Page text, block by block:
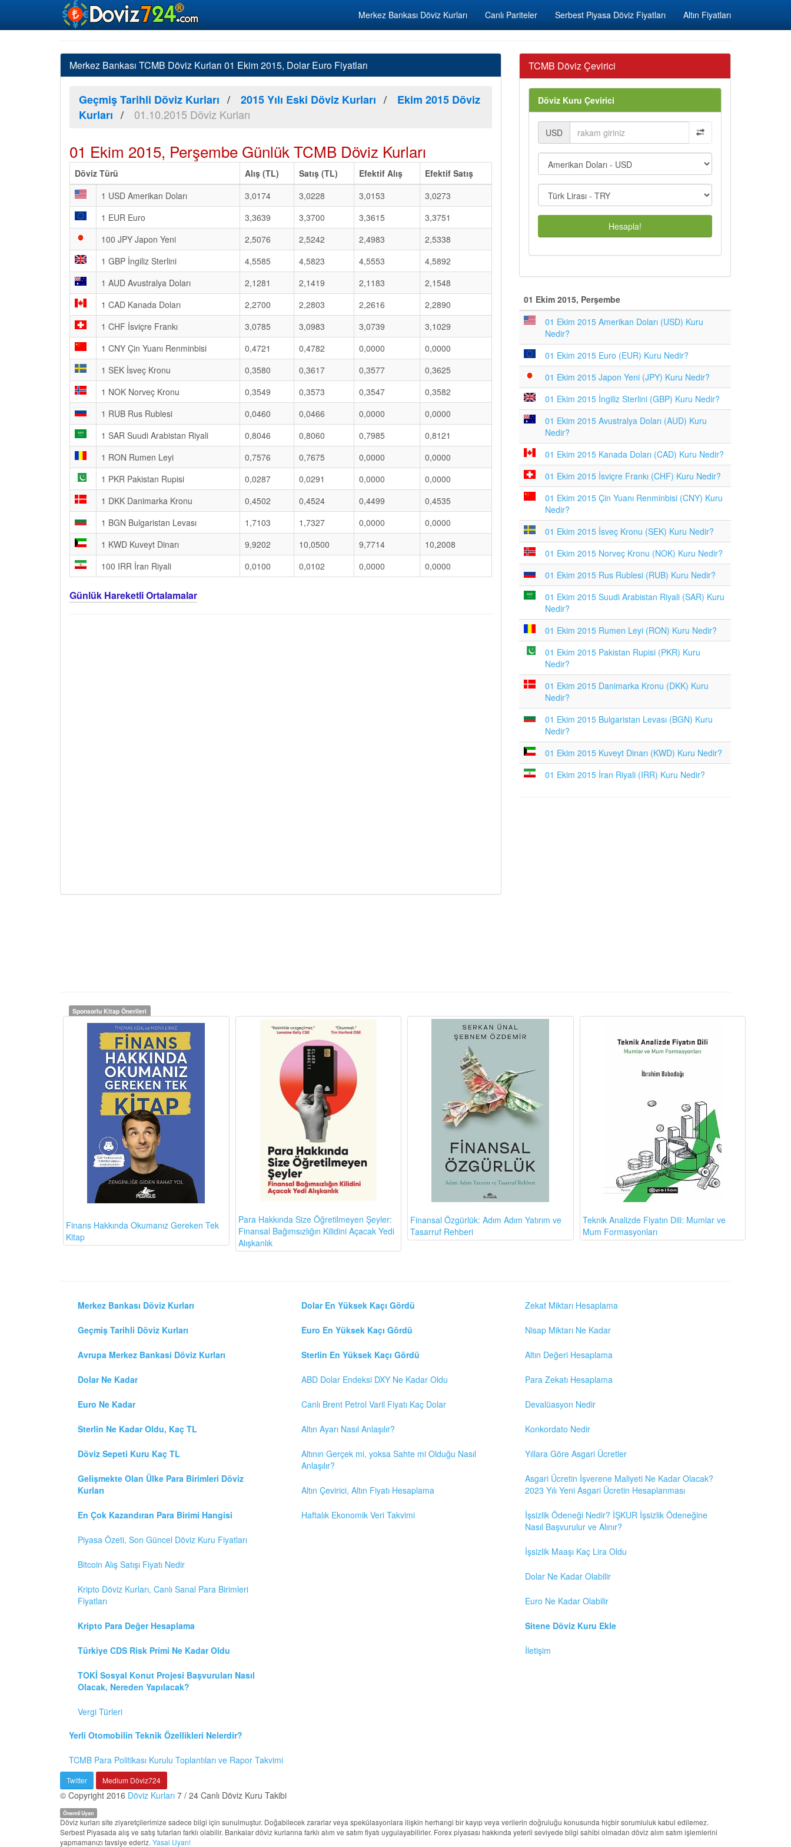
Merkez Bankası Döviz Kurları Canlı Pariteler Serbest Piyasa Döviz Fiyatları Altın Fiyatları
Merkez Bankası TCMB Döviz Kurları 01 Ekim 2015, Dolar Euro Fiyatları
Geçmiş Tarihli Döviz Kurları 2015 Yılı Eski Döviz Kurları
Ekim 2015 Döviz
Kurları
01.10.2015 Döviz Kurları
01 Ekim 2015, Perşembe Günlük TCMB Döviz Kurları
Döviz Türü Alış (TL) Satış (TL) Efektif Alış
Efektif Satış
1 USD Amerikan Doları
3,0174 3,0228 3,0153
3,0273
1 EUR Euro
3,3639 3,3700 3,3615
3,3751
100 JPY Japon Yeni
2,5076 2,5242 2,4983
2,5338
1 GBP İngiliz Sterlini
4,5585 4,5823 4,5553
4,5892
1 AUD Avustralya Doları
2,1281 2,1419 2,1183
2,1548
1 CAD Kanada Doları
2,2700 2,2803 2,2616
2,2890
1 CHF İsviçre Frankı
3,0785 3,0983 3,0739
3,1029
1 CNY Çin Yuanı Renminbisi
0,4721 0,4782 0,0000
0,0000
1 SEK İsveç Kronu
0,3580 0,3617 0,3577
0,3625
1 NOK Norveç Kronu
0,3549 0,3573 0,3547
0,3582
1 RUB Rus Rublesi
0,0460 0,0466 0,0000
0,0000
1 SAR Suudi Arabistan Riyali
0,8046 0,8060 0,7985
0,8121
1 RON Rumen Leyi
0,7576 0,7675 0,0000
0,0000
1 PKR Pakistan Rupisi
0,0287 0,0291 0,0000
0,0000
1 DKK Danimarka Kronu
0,4502 0,4524 0,4499
0,4535
1 BGN Bulgaristan Levası
1,7103 1,7327 0,0000
0,0000
1 KWD Kuveyt Dinarı
9,9202 10,0500 9,7714
10,2008
100 IRR İran Riyali
0,0100 0,0102 0,0000 0,0000
Günlük Hareketli Ortalamalar
TCMB Döviz Çevirici
Döviz Kuru Çevirici
USD
Hesapla!
01 Ekim 2015, Perşembe
01 Ekim 2015 Amerikan Doları (USD) Kuru
Nedir?
01 Ekim 2015 Euro (EUR) Kuru Nedir?
01 Ekim 2015 Japon Yeni (JPY) Kuru Nedir?
01 Ekim 2015 İngiliz Sterlini (GBP) Kuru Nedir?
01 Ekim 2015 Avustralya Doları (AUD) Kuru
Nedir?
01 Ekim 2015 Kanada Doları (CAD) Kuru Nedir?
01 Ekim 2015 İsviçre Frankı (CHF) Kuru Nedir?
01 Ekim 2015 Çin Yuanı Renminbisi (CNY) Kuru
Nedir?
01 Ekim 2015 İsveç Kronu (SEK) Kuru Nedir?
01 Ekim 2015 Norveç Kronu (NOK) Kuru Nedir?
01 Ekim 2015 Rus Rublesi (RUB) Kuru Nedir?
01 Ekim 2015 Suudi Arabistan Riyali (SAR) Kuru
Nedir?
01 Ekim 2015 Rumen Leyi (RON) Kuru Nedir?
01 Ekim 2015 Pakistan Rupisi (PKR) Kuru
Nedir?
01 Ekim 2015 Danimarka Kronu (DKK) Kuru
Nedir?
01 Ekim 2015 Bulgaristan Levası (BGN) Kuru
Nedir?
01 Ekim 2015 Kuveyt Dinarı (KWD) Kuru Nedir?
01 Ekim 2015 İran Riyali (IRR) Kuru Nedir?
Sponsorlu Kitap Önerileri
Finans Hakkında Okumanız Gereken Tek
Kitap
Para Hakkında Size Öğretilmeyen Şeyler:
Finansal Bağımsızlığın Kilidini Açacak Yedi
Alışkanlık
Finansal Özgürlük: Adım Adım Yatırım ve
Tasarruf Rehberi
Teknik Analizde Fiyatın Dili: Mumlar ve
Mum Formasyonları
Merkez Bankası Döviz Kurları
Geçmiş Tarihli Döviz Kurları
Avrupa Merkez Bankasi Döviz Kurları
Dolar Ne Kadar
Euro Ne Kadar
Sterlin Ne Kadar Oldu, Kaç TL
Döviz Sepeti Kuru Kaç TL
Gelişmekte Olan Ülke Para Birimleri Döviz
Kurları
En Çok Kazandıran Para Birimi Hangisi
Piyasa Özeti, Son Güncel Döviz Kuru Fiyatları
Bitcoin Alış Satışı Fiyatı Nedir
Kripto Döviz Kurları, Canlı Sanal Para Birimleri
Fiyatları
Kripto Para Değer Hesaplama
Türkiye CDS Risk Primi Ne Kadar Oldu
TOKİ Sosyal Konut Projesi Başvuruları Nasıl
Olacak, Nereden Yapılacak?
Vergi Türleri
Dolar En Yüksek Kaçı Gördü
Euro En Yüksek Kaçı Gördü
Sterlin En Yüksek Kaçı Gördü
ABD Dolar Endeksi DXY Ne Kadar Oldu
Canlı Brent Petrol Varil Fiyatı Kaç Dolar
Altın Ayarı Nasıl Anlaşılır?
Altının Gerçek mi, yoksa Sahte mi Olduğu Nasıl
Anlaşılır?
Altın Çevirici, Altın Fiyatı Hesaplama
Haftalık Ekonomik Veri Takvimi
Zekat Miktarı Hesaplama
Nisap Miktarı Ne Kadar
Altın Değeri Hesaplama
Para Zekatı Hesaplama
Devalüasyon Nedir
Konkordato Nedir
Yıllara Göre Asgari Ücretler
Asgari Ücretin İşverene Maliyeti Ne Kadar Olacak?
2023 Yılı Yeni Asgari Ücretin Hesaplanması
İşsizlik Ödeneği Nedir? İŞKUR İşsizlik Ödeneğine
Nasıl Başvurulur ve Alınır?
İşsizlik Maaşı Kaç Lira Oldu
Dolar Ne Kadar Olabilir
Euro Ne Kadar Olabilir
Sitene Döviz Kuru Ekle
İletişim
Yerli Otomobilin Teknik Özellikleri Nelerdir?
TCMB Para Politikası Kurulu Toplantıları ve Rapor Takvimi
Twitter Medium Döviz724
© Copyright 2016 Döviz Kurları 7 / 24 Canlı Döviz Kuru Takibi
Önemli Uyarı
Döviz kurları site ziyaretçilerimize sadece bilgi için sunulmuştur. Doğabilecek zararlar veya spekülasyonlara ilişkin herhangi bir kayıp veya verilerin doğruluğu konusunda hiçbir sorumluluk kabul edilemez.
Serbest Piyasada alış ve satış tutarları farklı olabilir. Bankalar döviz kurlarına farklı alım ve satım fiyatı uygulayabilirler. Forex piyasası hakkında yeterli seviyede bilgi sahibi olmadan döviz alım satım işlemlerini
yapmamanızı tavsiye ederiz. Yasal Uyarı!